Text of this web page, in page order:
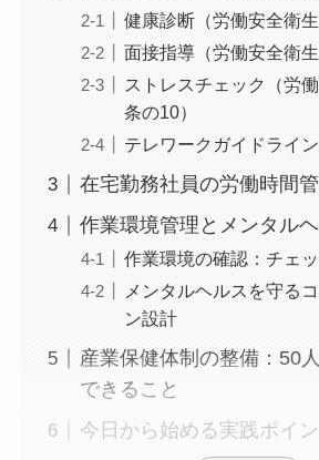
健康診断（労働安全衛生
面接指導（労働安全衛生
ストレスチェック（労
条の10）
テレワークガイドライン
在宅勤務社員の労働時間
作業環境管理とメンタル
作業環境の確認：チェ
メンタルヘルスを守る
ン設計
産業保健体制の整備：50
できること
今日から始める実践ポイン